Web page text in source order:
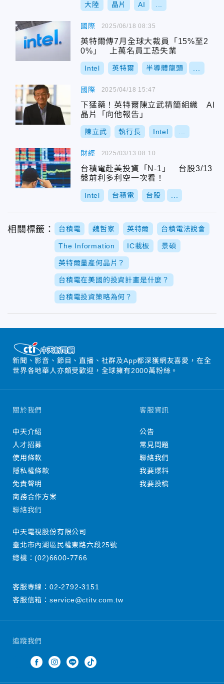
大陸 晶片 AI
國際
英特爾傳7月全球大裁員「15%至2
0%」 上萬名員工恐失業
Intel 英特爾 半導體龍頭
2025/06/18 08:35
國際
下猛藥！英特爾陳立武精簡組織 AI
晶片「向他報告」
陳立武 執行長 Intel
2025/04/18 15:47
財經
台積電赴美投資「N-1」 台股3/13
盤前利多利空一次看！
Intel 台積電 台股
2025/03/13 08:10
相關標籤： 台積電 魏哲家 英特爾 台積電法說會
The Information IC載板 景碩
英特爾量產何晶片？
台積電在美國的投資計畫是什麼？
台積電投資策略為何？
新聞、影音、節目、直播、社群及App都深獲網友喜愛，在全
世界各地華人亦頗受歡迎，全球擁有2000萬粉絲。
追蹤我們
關於我們
中天介紹
人才招募
使用條款
隱私權條款
免責聲明
商務合作方案
客服資訊
公告
常見問題
聯絡我們
我要爆料
我要投稿
聯絡我們
中天電視股份有限公司
臺北市內湖區民權東路六段25號
總機：(02)6600-7766
客服專線： 02-2792-3151
客服信箱： service@ctitv.com.tw